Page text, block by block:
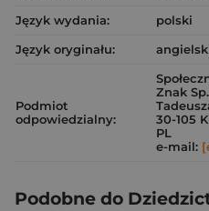
Język wydania:
polski
Język oryginału:
Podmiot
odpowiedzialny:
Znak
30-105
PL
e-mail:
Podobne do